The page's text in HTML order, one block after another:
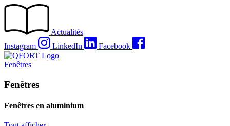
Passer
Actualités
Instagram
LinkedIn Facebook
Fenêtres
Fenêtres
Fenêtres en aluminium